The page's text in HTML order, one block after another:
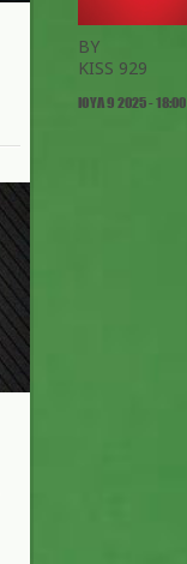
BY
KISS 929
ΙΟΥΛ 9 2025 - 18:00